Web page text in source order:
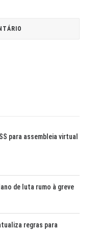
para assembleia virtual
de luta rumo à greve
regras para